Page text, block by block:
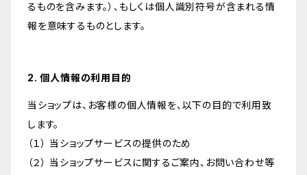
るものを含みます。）、もしくは個人識別符号が含まれる情
報を意味するものとします。
2. 個人情報の利用目的
当ショップは、お客様の個人情報を、以下の目的で利用致
します。
（１） 当ショップサービスの提供のため
（２） 当ショップサービスに関するご案内、お問い合わせ等